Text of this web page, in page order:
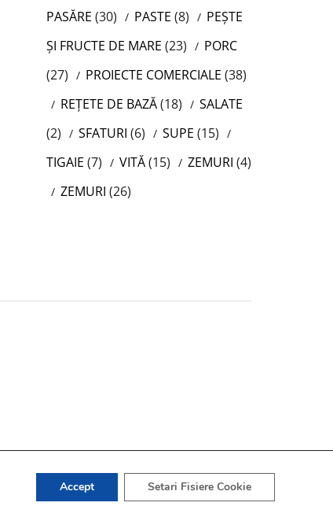
PASĂRE (30) PASTE (8)
PEȘTE
ȘI FRUCTE DE MARE (23)
PORC
(27)
PROIECTE COMERCIALE (38)
REȚETE DE BAZĂ(18)
SALATE
(2)
SFATURI (6) SUPE (15)
TIGAIE (7) VITĂ(15) ZEMURI (4)
ZEMURI (26)
Accept Setari Fisiere Cookie